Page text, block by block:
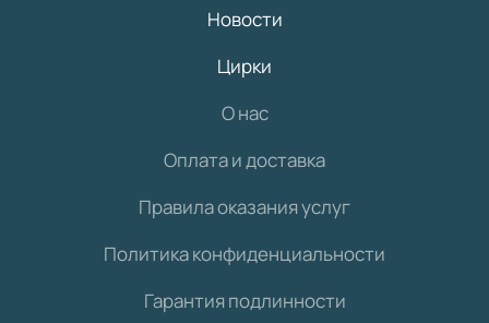
Новости
Цирки
О нас
Оплата и доставка
Правила оказания услуг
Политика конфиденциальности
Гарантия подлинности